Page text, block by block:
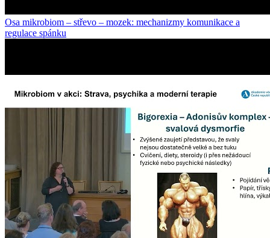
Osa mikrobiom – střevo – mozek: mechanizmy komunikace a
regulace spánku